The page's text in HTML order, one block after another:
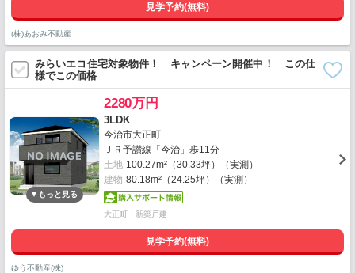
見学予約(無料)
(株)あおみ不動産
みらいエコ住宅対象物件！ キャンペーン開催中！ この仕
様でこの価格
2280万円
3LDK
今治市大正町
ＪＲ予讃線「今治」歩11分
土地 100.27m²（30.33坪）（実測）
建物 80.18m²（24.25坪）（実測）
大正町・新築戸建
見学予約(無料)
ゆう不動産(株)